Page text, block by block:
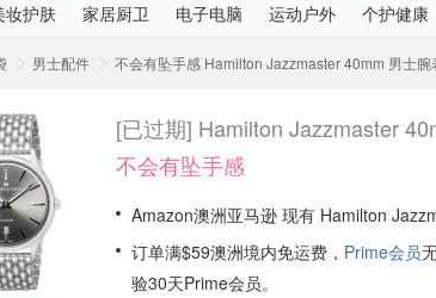
妆护肤 家居厨卫 电子电脑 运动户外 个护健康
男士配件 不会有坠手感 Hamilton Jazzmaster 40mm 男士腕
[已过期] Hamilton Jazzmaster
不会有坠手感
Amazon澳洲亚马逊 现有 Hamilton
订单满$59澳洲境内免运费， Prime会员
验30天Prime会员。